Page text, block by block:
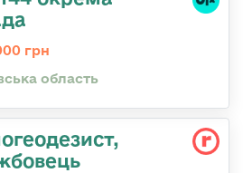
грн
область